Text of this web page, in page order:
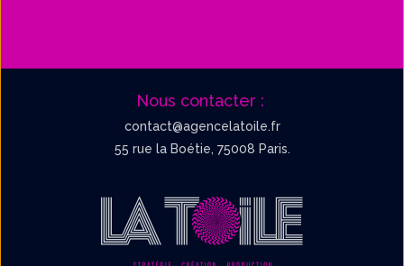
Nous contacter :
contact@agencelatoile.fr
55 rue la Boétie, 75008 Paris.